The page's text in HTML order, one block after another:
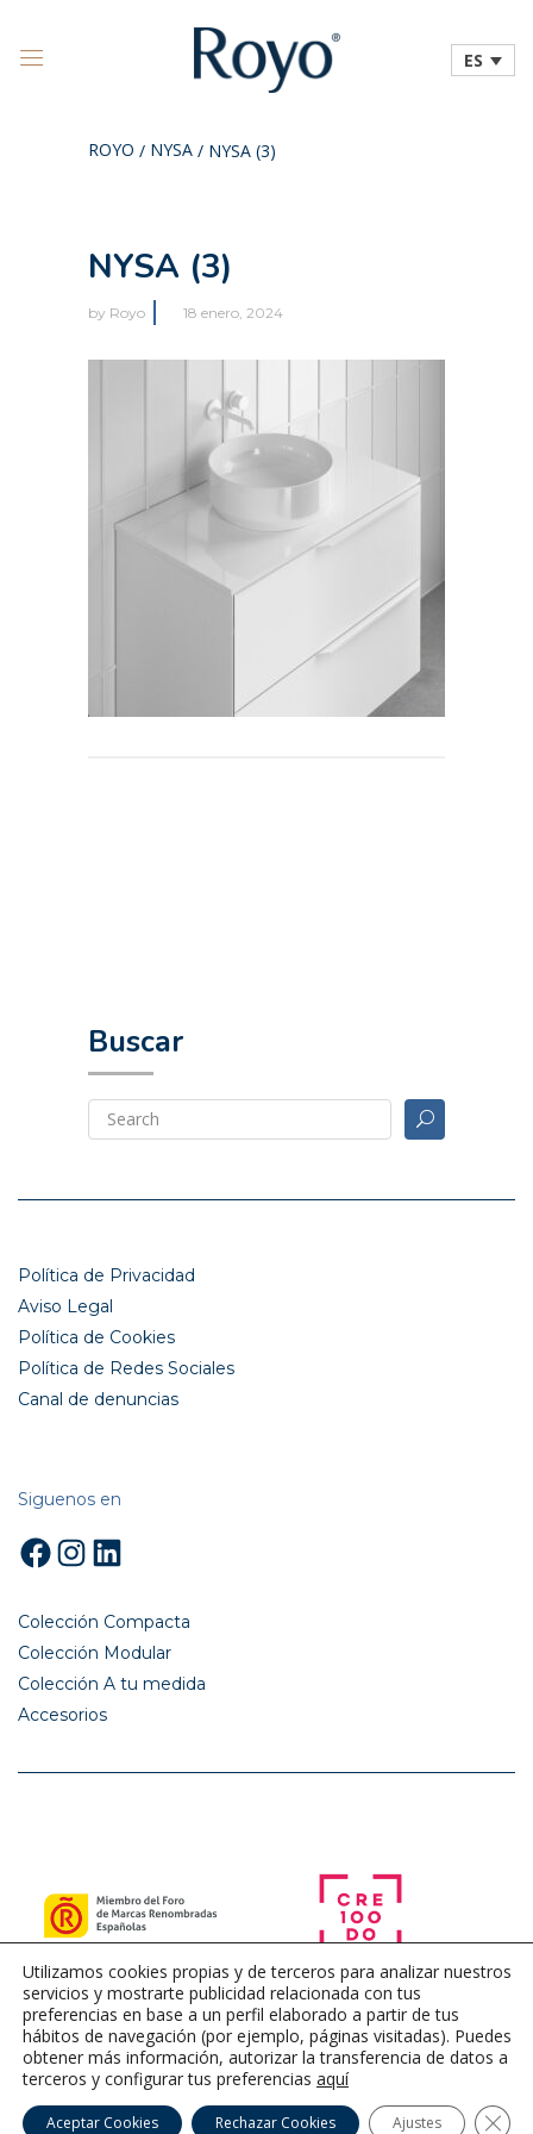
ES
ROYO / NYSA / NYSA (3)
NYSA (3)
by Royo 18 enero, 2024
Buscar
Política de Privacidad
Aviso Legal
Política de Cookies
Política de Redes Sociales
Canal de denuncias
Siguenos en
Facebook
Instagram
LinkedIn
Colección Compacta
Colección Modular
Colección A tu medida
Accesorios
Utilizamos cookies propias y de terceros para analizar nuestros
servicios y mostrarte publicidad relacionada con tus
preferencias en base a un perfil elaborado a partir de tus
hábitos de navegación (por ejemplo, páginas visitadas). Puedes
obtener más información, autorizar la transferencia de datos a
terceros y configurar tus preferencias aquí
Aceptar Cookies Rechazar Cookies Ajustes